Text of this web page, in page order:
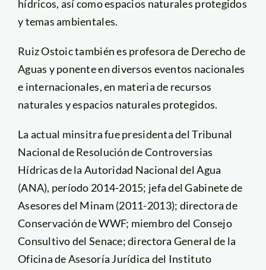
hídricos, así como espacios naturales protegidos
y temas ambientales.
Ruiz Ostoic también es profesora de Derecho de
Aguas y ponente en diversos eventos nacionales
e internacionales, en materia de recursos
naturales y espacios naturales protegidos.
La actual minsitra fue presidenta del Tribunal
Nacional de Resolución de Controversias
Hídricas de la Autoridad Nacional del Agua
(ANA), período 2014-2015; jefa del Gabinete de
Asesores del Minam (2011-2013); directora de
Conservación de WWF; miembro del Consejo
Consultivo del Senace; directora General de la
Oficina de Asesoría Jurídica del Instituto